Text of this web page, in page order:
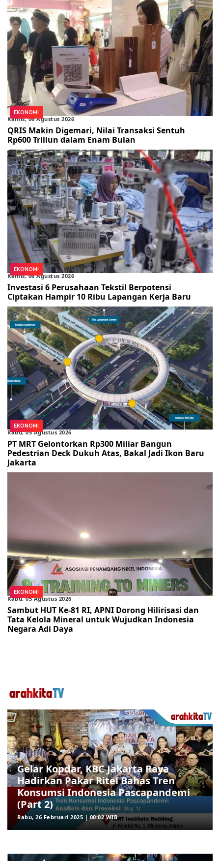
EKONOMI
Kamis, 06 Agustus 2026
QRIS Makin Digemari, Nilai Transaksi Sentuh
Rp600 Triliun dalam Enam Bulan
EKONOMI
Kamis, 06 Agustus 2026
Investasi 6 Perusahaan Tekstil Berpotensi
Ciptakan Hampir 10 Ribu Lapangan Kerja Baru
EKONOMI
Rabu, 05 Agustus 2026
PT MRT Gelontorkan Rp300 Miliar Bangun
Pedestrian Deck Dukuh Atas, Bakal Jadi Ikon Baru
Jakarta
EKONOMI
Rabu, 05 Agustus 2026
Sambut HUT Ke-81 RI, APNI Dorong Hilirisasi dan
Tata Kelola Mineral untuk Wujudkan Indonesia
Negara Adi Daya
Gelar Kopdar, KBC Jakarta Raya
Hadirkan Pakar Ritel Bahas Tren
Konsumsi Indonesia Pascapandemi
(Part 2)
Rabu, 26 Februari 2025 | 00:02 WIB